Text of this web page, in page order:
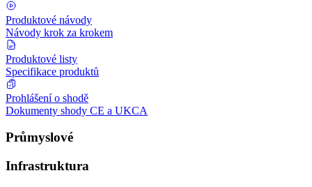
Produktové návody
Návody krok za krokem
Produktové listy
Specifikace produktů
Prohlášení o shodě
Dokumenty shody CE a UKCA
Průmyslové
Infrastruktura